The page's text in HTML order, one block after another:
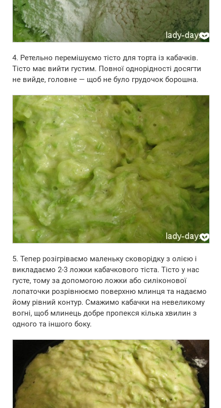
4. Ретельно перемішуємо тісто для торта із кабачків.
Тісто має вийти густим. Повної однорідності досягти
не вийде, головне — щоб не було грудочок борошна.
5. Тепер розігріваємо маленьку сковорідку з олією і
викладаємо 2-3 ложки кабачкового тіста. Тісто у нас
густе, тому за допомогою ложки або силіконової
лопаточки розрівнюємо поверхню млинця та надаємо
йому рівний контур. Смажимо кабачки на невеликому
вогні, щоб млинець добре пропекся кілька хвилин з
одного та іншого боку.